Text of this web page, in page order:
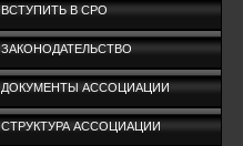
ВСТУПИТЬ В СРО
ЗАКОНОДАТЕЛЬСТВО
ДОКУМЕНТЫ АССОЦИАЦИИ
СТРУКТУРА АССОЦИАЦИИ